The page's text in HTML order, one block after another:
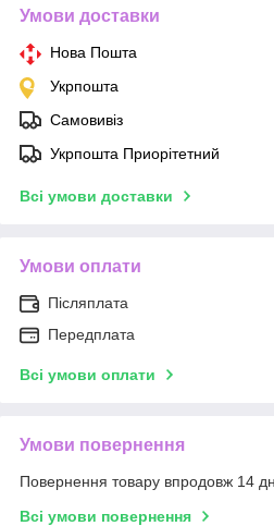
Умови доставки
Нова Пошта
Укрпошта
Самовивіз
Укрпошта Приорітетний
Всі умови доставки
Умови оплати
Післяплата
Передплата
Всі умови оплати
Умови повернення
Повернення товару впродовж 14
Всі умови повернення